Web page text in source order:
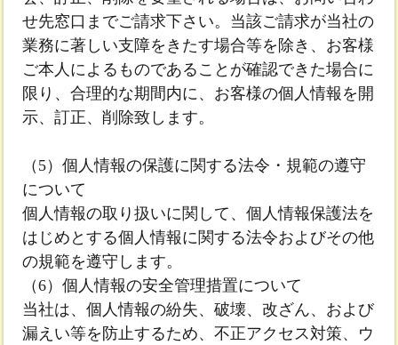
せ先窓口までご請求下さい。当該ご請求が当社の
業務に著しい支障をきたす場合等を除き、お客様
ご本人によるものであることが確認できた場合に
限り、合理的な期間内に、お客様の個人情報を開
示、訂正、削除致します。
（5）個人情報の保護に関する法令・規範の遵守
について
個人情報の取り扱いに関して、個人情報保護法を
はじめとする個人情報に関する法令およびその他
の規範を遵守します。
（6）個人情報の安全管理措置について
当社は、個人情報の紛失、破壊、改ざん、および
漏えい等を防止するため、不正アクセス対策、ウ